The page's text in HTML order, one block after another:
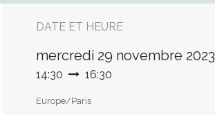
DATE ET HEURE
mercredi 29 novembre 2023
14:30 16:30
Europe/Paris